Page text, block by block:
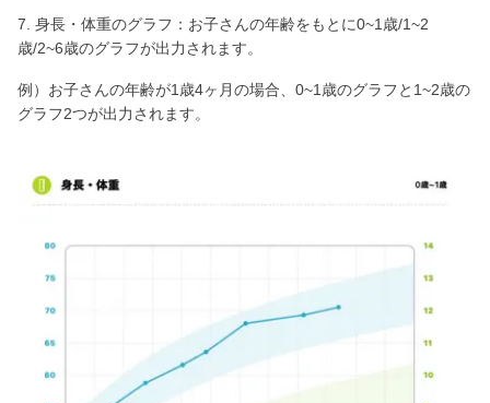
7. 身長・体重のグラフ：お子さんの年齢をもとに0~1歳/1~2
歳/2~6歳のグラフが出力されます。
例）お子さんの年齢が1歳4ヶ月の場合、0~1歳のグラフと1~2歳の
グラフ2つが出力されます。